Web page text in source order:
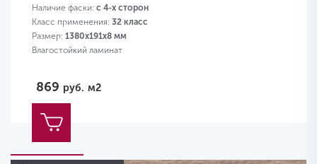
Наличие фаски: с 4-х сторон
Класс применения: 32 класс
Размер: 1380х191х8 мм
Влагостойкий ламинат
869 руб. м2